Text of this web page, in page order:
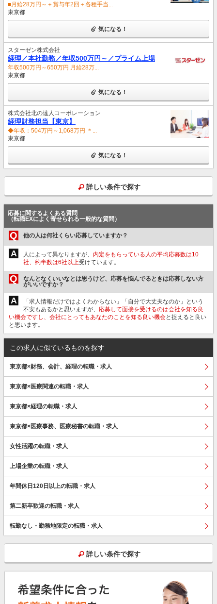
■月給28万円～＋賞与年2回＋各種手当...
東京都
気になる！
スターゼン株式会社
経理／本社勤務／年収500万円～／プライム上場
年収500万円～650万円 月給28万...
東京都
気になる！
株式会社北の達人コーポレーション
経理財務担当【東京】
◆年収：504万円～1,068万円 ＊...
東京都
気になる！
詳しい条件で探す
応募に関するよくある質問
（転職EXによく寄せられる一般的な質問）
Q 他の人は何社くらい応募していますか？
A 人によって異なりますが、 内定をもらっている人の平均応募数は10
社、約半数は6社以上受けています。
Q
なんとなくいいなとは思うけど、応募を悩んでるときは応募しない方
がいいですか？
A
「求人情報だけではよくわからない」「自分で大丈夫なのか」という
不安もあるかと思いますが、 応募して面接を受けるのは会社を知る良
い機会ですし、会社にとってもあなたのことを知る良い機会と捉えると良い
と思います。
この求人に似ているものを探す
東京都×財務、会計、経理の転職・求人
東京都×医療関連の転職・求人
東京都×経理の転職・求人
東京都×医療事務、医療秘書の転職・求人
女性活躍の転職・求人
上場企業の転職・求人
年間休日120日以上の転職・求人
第二新卒歓迎の転職・求人
転勤なし・勤務地限定の転職・求人
詳しい条件で探す